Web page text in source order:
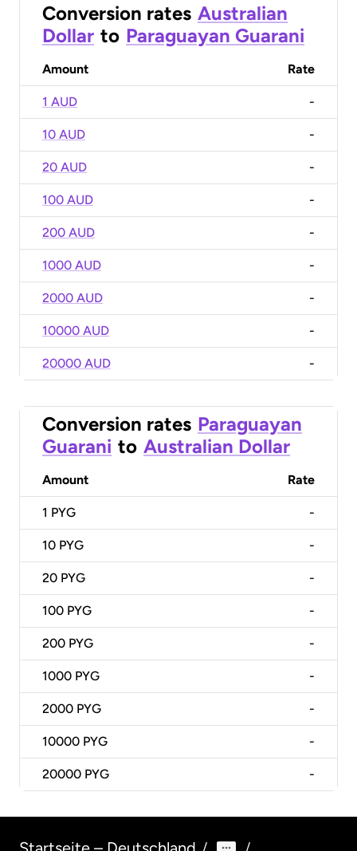
Conversion rates Australian
Dollar to Paraguayan Guarani
Amount Rate
1 AUD -
10 AUD -
20 AUD -
100 AUD -
200 AUD -
1000 AUD -
2000 AUD -
10000 AUD -
20000 AUD -
Conversion rates Paraguayan
Guarani to Australian Dollar
Amount Rate
1 PYG -
10 PYG -
20 PYG -
100 PYG -
200 PYG -
1000 PYG -
2000 PYG -
10000 PYG -
20000 PYG -
/ /